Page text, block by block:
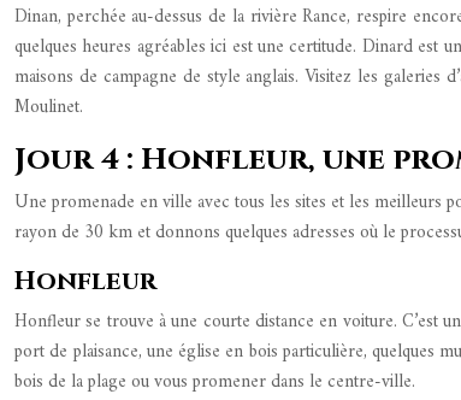
Dinan, perchée au-dessus de la rivière Rance, respire
quelques heures agréables ici est une certitude. Dinard est
maisons de campagne de style anglais. Visitez les
Moulinet.
Jour 4 : Honfleur, une
Une promenade en ville avec tous les sites et les meilleurs
rayon de 30 km et donnons quelques adresses où le
Honfleur
Honfleur se trouve à une courte distance en voiture. C’est
port de plaisance, une église en bois particulière, quelques
bois de la plage ou vous promener dans le centre-ville.